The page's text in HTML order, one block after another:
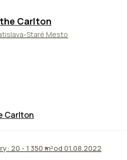
Carlton
Staré Mesto
Carlton
20 - 1 350 m²od 01.08.2022